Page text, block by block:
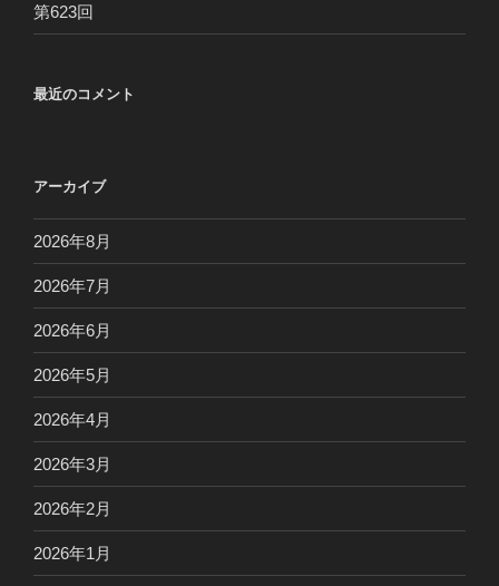
第623回
最近のコメント
アーカイブ
2026年8月
2026年7月
2026年6月
2026年5月
2026年4月
2026年3月
2026年2月
2026年1月